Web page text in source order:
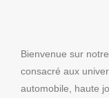
Bienvenue sur
consacré aux
automobile, haute